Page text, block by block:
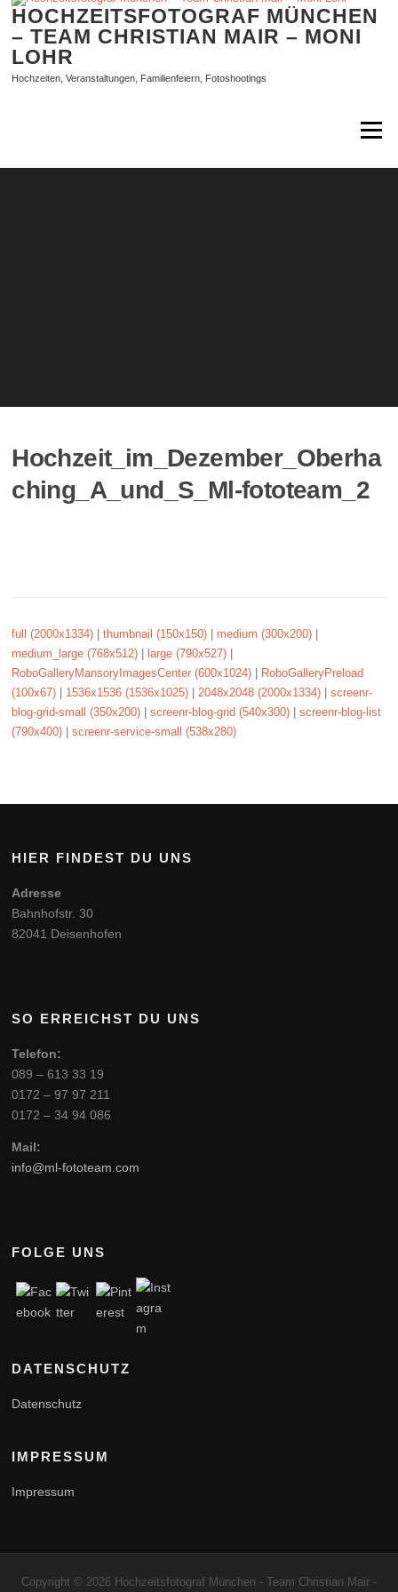
Zum
springen
HOCHZEITSFOTOGRAF MÜNCHEN
– TEAM CHRISTIAN MAIR – MONI
LOHR
Hochzeiten, Veranstaltungen, Familienfeiern, Fotoshootings
Menü
Hochzeit_im_Dezember_Oberha
ching_A_und_S_Ml-fototeam_2
full (2000x1334) |thumbnail (150x150) medium (300x200)
medium_large (768x512)
large (790x527)
RoboGalleryMansoryImagesCenter (600x1024)
RoboGalleryPreload
(100x67)
1536x1536 (1536x1025) |2048x2048 (2000x1334) |screenr-
blog-grid-small (350x200) |screenr-blog-grid (540x300) |screenr-blog-list
(790x400) |screenr-service-small (538x280)
HIER FINDEST DU UNS
Adresse
Bahnhofstr. 30
82041 Deisenhofen
SO ERREICHST DU UNS
Telefon:
089 – 613 33 19
0172 – 97 97 211
0172 – 34 94 086
Mail:
info@ml-fototeam.com
FOLGE UNS
DATENSCHUTZ
Datenschutz
IMPRESSUM
Impressum
Copyright © 2026 Hochzeitsfotograf München - Team Christian Mair -